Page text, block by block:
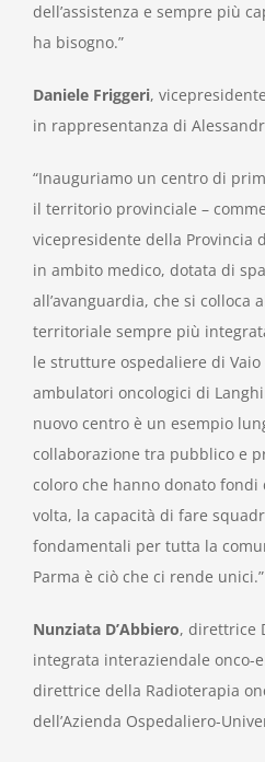
dell’assistenza e sempre più
ha bisogno.”
Daniele Friggeri,
in rappresentanza di
“Inauguriamo un centro di
il territorio provinciale –
vicepresidente della Provincia
in ambito medico, dotata di
all’avanguardia, che si colloca
territoriale sempre più
le strutture ospedaliere di Vaio
ambulatori oncologici di
nuovo centro è un esempio
collaborazione tra pubblico e
coloro che hanno donato
volta, la capacità di fare
fondamentali per tutta la
Parma è ciò che ci rende unici.”
Nunziata D’Abbiero, direttrice
integrata interaziendale onco-
direttrice della Radioterapia
dell’Azienda Ospedaliero-